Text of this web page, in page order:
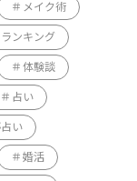
メイク術
ランキング
体験談
占い
い
婚活